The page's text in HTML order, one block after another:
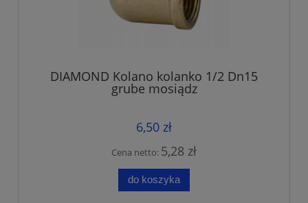
DIAMOND Kolano kolanko 1/2 Dn15
grube mosiądz
6,50 zł
Cena netto: 5,28 zł
do koszyka